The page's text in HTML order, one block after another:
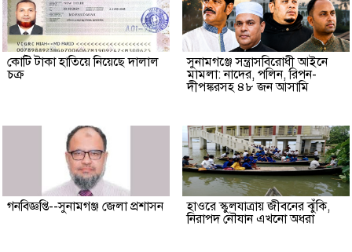
কোটি টাকা হাতিয়ে নিয়েছে দালাল
চক্র
‎সুনামগঞ্জে সন্ত্রাসবিরোধী আইনে
মামলা: নাদের, পলিন, রিপন-
দীপঙ্করসহ ৪৮ জন আসামি
গনবিজ্ঞপ্তি--সুনামগঞ্জ জেলা প্রশাসন
হাওরে স্কুলযাত্রায় জীবনের ঝুঁকি,
নিরাপদ নৌযান এখনো অধরা